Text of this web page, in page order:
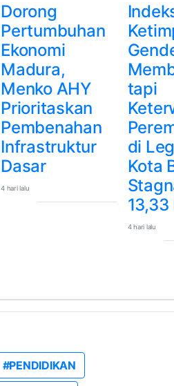
Dorong
Pertumbuhan
Ekonomi
Madura,
Menko AHY
Prioritaskan
Pembenahan
Infrastruktur
Dasar
4 hari lalu
tapi
di
Kota
13,33
4 hari lalu
#PENDIDIKAN